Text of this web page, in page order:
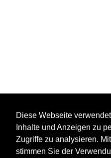
Diese Webseite
Inhalte und Anzeigen zu
Zugriffe zu analysieren.
stimmen Sie der